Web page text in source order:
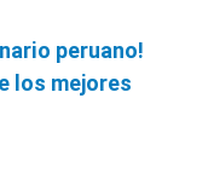
peruano!
los mejores